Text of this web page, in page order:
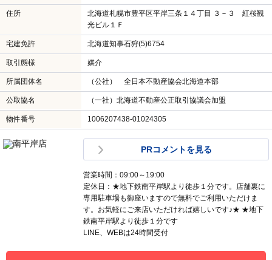
住所
北海道札幌市豊平区平岸三条１４丁目 ３－３ 紅桜観
光ビル１Ｆ
宅建免許 北海道知事石狩(5)6754
取引態様 媒介
所属団体名 （公社） 全日本不動産協会北海道本部
公取協名 （一社）北海道不動産公正取引協議会加盟
物件番号 1006207438-01024305
PRコメントを見る
営業時間：09:00～19:00
定休日：★地下鉄南平岸駅より徒歩１分です。店舗裏に
専用駐車場も御座いますので無料でご利用いただけま
す。お気軽にご来店いただければ嬉しいです♪★ ★地下
鉄南平岸駅より徒歩１分です
LINE、WEBは24時間受付